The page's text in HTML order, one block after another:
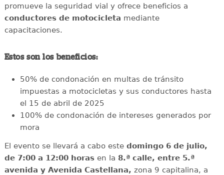
promueve la seguridad vial y ofrece beneficios a
conductores de motocicleta mediante
capacitaciones.
Estos son los beneficios:
50% de condonación en multas de tránsito
impuestas a motocicletas y sus conductores hasta
el 15 de abril de 2025
100% de condonación de intereses generados por
mora
El evento se llevará a cabo este domingo 6 de julio,
de 7:00 a 12:00 horasen la 8.ª calle, entre 5.ª
avenida y Avenida Castellana, zona 9 capitalina, a